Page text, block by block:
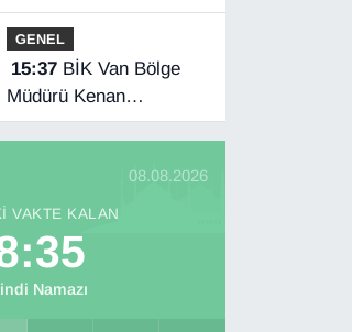
GENEL
15:37BİK Van Bölge
Müdürü Kenan
Tokgöz’den Hakkâri
08.08.2026
VAKTE KALAN
Namazı